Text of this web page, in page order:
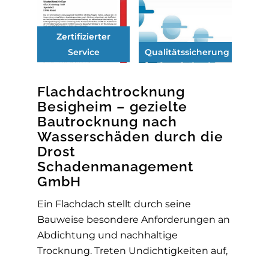
Zertifizierter
Service
Qualitätssicherung
Flachdachtrocknung
Besigheim – gezielte
Bautrocknung nach
Wasserschäden durch die
Drost
Schadenmanagement
GmbH
Ein Flachdach stellt durch seine
Bauweise besondere Anforderungen an
Abdichtung und nachhaltige
Trocknung. Treten Undichtigkeiten auf,